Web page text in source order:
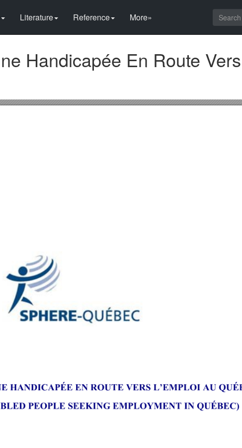
Literature Reference More»
Handicapée En Route